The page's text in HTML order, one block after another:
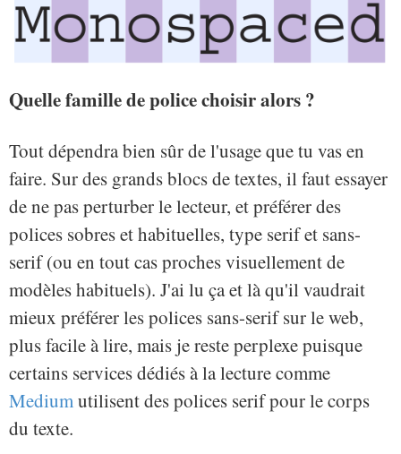
Quelle famille de police choisir alors ?
Tout dépendra bien sûr de l'usage que tu vas en
faire. Sur des grands blocs de textes, il faut essayer
de ne pas perturber le lecteur, et préférer des
polices sobres et habituelles, type serif et sans-
serif (ou en tout cas proches visuellement de
modèles habituels). J'ai lu ça et là qu'il vaudrait
mieux préférer les polices sans-serif sur le web,
plus facile à lire, mais je reste perplexe puisque
certains services dédiés à la lecture comme
Medium utilisent des polices serif pour le corps
du texte.